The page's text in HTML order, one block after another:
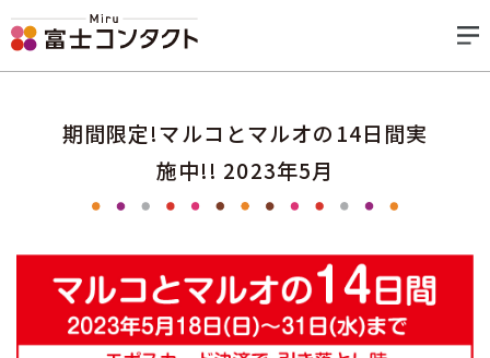
期間限定!マルコとマルオの14日間実
施中!! 2023年5月